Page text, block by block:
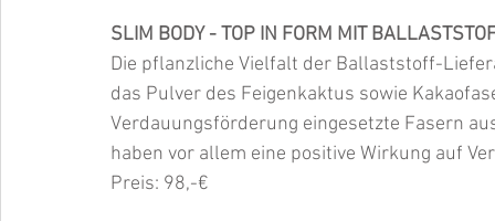
SLIM BODY - TOP IN FORM MIT
Die pflanzliche Vielfalt der Ballaststoff-
das Pulver des Feigenkaktus sowie
Verdauungsförderung eingesetzte Fasern
haben vor allem eine positive Wirkung auf
Preis: 98,-€